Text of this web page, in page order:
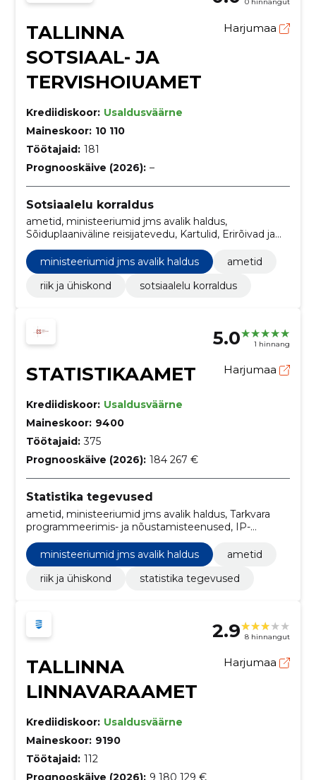
TALLINNA
SOTSIAAL- JA
TERVISHOIUAMET
Harjumaa
Krediidiskoor: Usaldusväärne
Maineskoor: 10 110
Töötajaid: 181
Prognooskäive (2026): –
Sotsiaalelu korraldus
ametid, ministeeriumid jms avalik haldus,
Sõiduplaaniväline reisijatevedu, Kartulid, Erirõivad ja
manused, Imikurõivad, Tuletõrje häiresüsteemi
paigaldustööd, Turvamajade ehitustööd, Eriarsti
teenused, Sotsiaalteenuste hoonete ehitustööd
ministeeriumid jms avalik haldus
ametid
riik ja ühiskond
sotsiaalelu korraldus
5.0 1 hinnang
STATISTIKAAMET Harjumaa
Krediidiskoor: Usaldusväärne
Maineskoor: 9400
Töötajaid: 375
Prognooskäive (2026): 184 267 €
Statistika tegevused
ametid, ministeeriumid jms avalik haldus, Tarkvara
programmeerimis- ja nõustamisteenused, IP-
telefoniteenused, Uurimis- ja
eksperimentaalarendustöö teenused, Infosüsteemid,
Serverid, Uurimis- ja arendusteenused ja seonduvad
nõustamisteenused, Rakendustarkvara
ministeeriumid jms avalik haldus
ametid
riik ja ühiskond
statistika tegevused
2.9 8 hinnangut
TALLINNA
LINNAVARAAMET
Harjumaa
Krediidiskoor: Usaldusväärne
Maineskoor: 9190
Töötajaid: 112
Prognooskäive (2026): 9 180 129 €